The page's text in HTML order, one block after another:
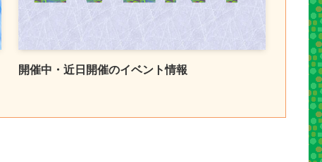
開催中・近日開催のイベント情報